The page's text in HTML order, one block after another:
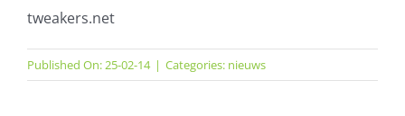
tweakers.net
Published On: 25-02-14 | Categories: nieuws